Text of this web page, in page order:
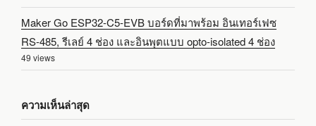
Maker Go ESP32-C5-EVB บอร์ดที่มาพร้อม อินเทอร์เฟซ
RS-485, รีเลย์ 4 ช่อง และอินพุตแบบ opto-isolated 4 ช่อง
49 views
ความเห็นล่าสุด